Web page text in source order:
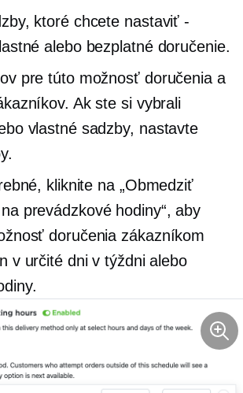
ktoré chcete nastaviť-
alebo bezplatné doručenie.
pre túto možnosť doručenia a
Ak ste si vybrali
vlastné sadzby, nastavte
kliknite na „Obmedziť
prevádzkové hodiny“, aby
doručenia zákazníkom
v určité dni v týždni alebo